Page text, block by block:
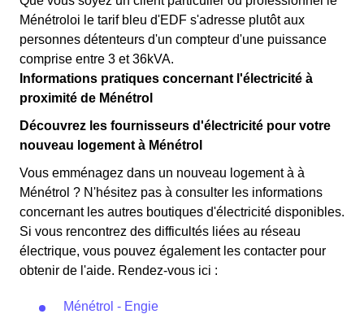
Ménétroloi le tarif bleu d'EDF s'adresse plutôt aux
personnes détenteurs d'un compteur d'une puissance
comprise entre 3 et 36kVA.
Informations pratiques concernant l'électricité à
proximité de Ménétrol
Découvrez les fournisseurs d'électricité pour votre
nouveau logement à Ménétrol
Vous emménagez dans un nouveau logement à à
Ménétrol ? N'hésitez pas à consulter les informations
concernant les autres boutiques d'électricité disponibles.
Si vous rencontrez des difficultés liées au réseau
électrique, vous pouvez également les contacter pour
obtenir de l'aide. Rendez-vous ici :
Ménétrol - Engie